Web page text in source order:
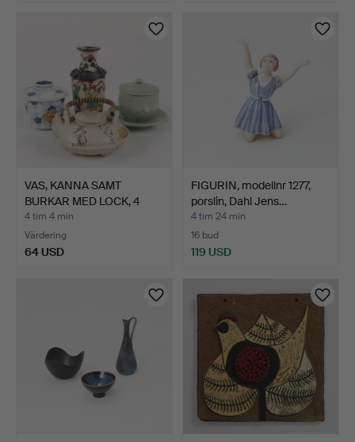
VAS, KANNA SAMT
BURKAR MED LOCK, 4
delar, …
4 tim 4 min
Värdering
64 USD
FIGURIN, modellnr 1277,
porslin, Dahl Jens…
4 tim 24 min
16 bud
119 USD